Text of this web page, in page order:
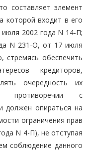
составляет элемент
которой входит в его
2002 года N 14-П;
N 231-О, от 17 июля
обеспечить
кредиторов,
очередность их
противоречии с
должен опираться на
ограничения прав
N 4-П), не отступая
соблюдение данного